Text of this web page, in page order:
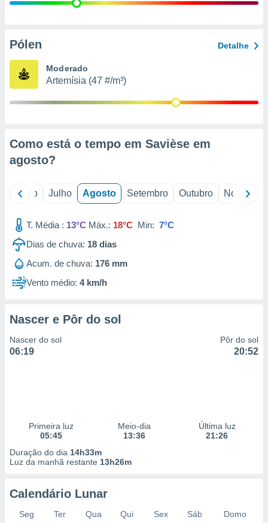
e
de
Pólen Detalhe
Moderado
Artemísia (47 #/m³)
Como está o tempo em Savièse em
agosto?
Junho Julho Agosto Setembro Outubro Novembro
T. Média : 13°C Máx.: 18°C Min: 7°C
Dias de chuva: 18 dias
Acum. de chuva: 176 mm
Vento médio: 4 km/h
Nascer e Pôr do sol
Nascer do sol
06:19
Pôr do sol
20:52
Primeira luz
05:45
Meio-dia
13:36
Última luz
21:26
Duração do dia 14h33m
Luz da manhã restante 13h26m
Calendário Lunar
Seg Ter Qua Qui Sex Sáb
Domo